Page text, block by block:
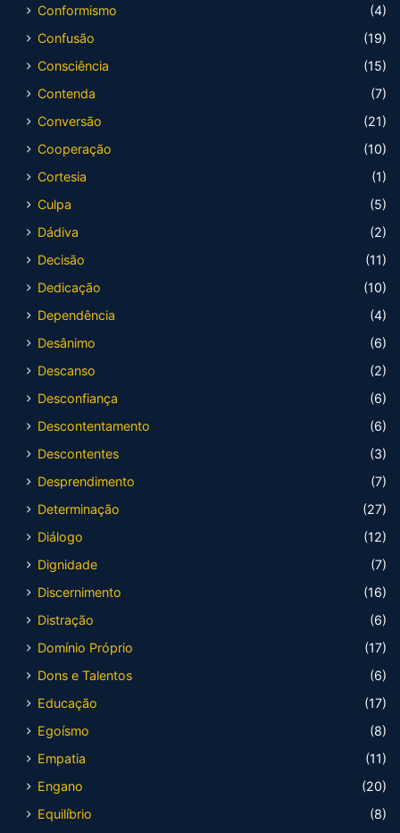
Conformismo
(4)
Confusão
(19)
Consciência
(15)
Contenda
(7)
Conversão
(21)
Cooperação
(10)
Cortesia
(1)
Culpa
(5)
Dádiva
(2)
Decisão
(11)
Dedicação
(10)
Dependência
(4)
Desânimo
(6)
Descanso
(2)
Desconfiança
(6)
Descontentamento
(6)
Descontentes
(3)
Desprendimento
(7)
Determinação
(27)
Diálogo
(12)
Dignidade
(7)
Discernimento
(16)
Distração
(6)
Domínio Próprio
(17)
Dons e Talentos
(6)
Educação
(17)
Egoísmo
(8)
Empatia
(11)
Engano
(20)
Equilíbrio
(8)